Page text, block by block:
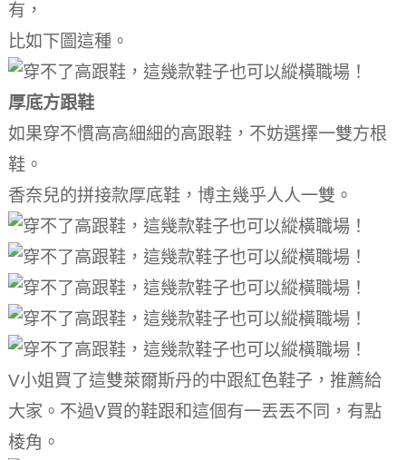
有，
比如下圖這種。
厚底方跟鞋
如果穿不慣高高細細的高跟鞋，不妨選擇一雙方根
鞋。
香奈兒的拼接款厚底鞋，博主幾乎人人一雙。
V小姐買了這雙萊爾斯丹的中跟紅色鞋子，推薦給
大家。 不過V買的鞋跟和這個有一丟丟不同，有點
棱角。